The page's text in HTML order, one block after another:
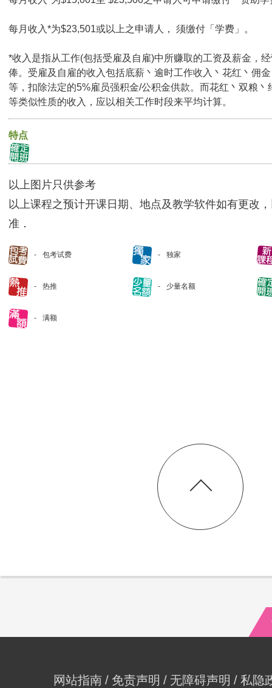
每月收入*为$23,501或以上之申请人， 须缴付「学费」。
*收入是指从工作(包括受雇及自雇)中所赚取的工资及薪金，
俸。受雇及自雇的收入包括底薪丶逾时工作收入丶花红丶佣
等，扣除法定的5%雇员强积金/公积金供款。而花红丶双粮丶
等类似性质的收入，应以相关工作时段来平均计算。
特点
以上图片只供参考
以上课程之预计开课日期、地点及教学软件如有更改
准．
包考试费 独家
热推 少量名额
满额
网站指南 免责声明 无障碍声明
私隐